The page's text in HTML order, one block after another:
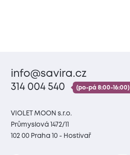
info@savira.cz
314 004 540
(po-pá 8:00-16:00)
VIOLET MOON s.r.o.
Průmyslová 1472/11
102 00 Praha 10 - Hostivař